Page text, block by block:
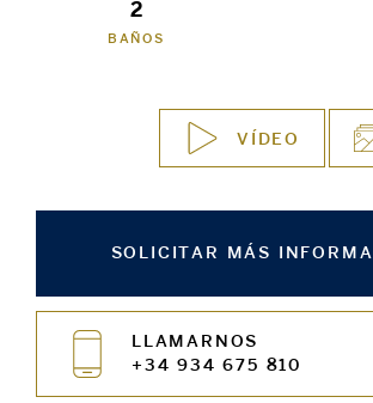
2
BAÑOS
VÍDEO
SOLICITAR MÁS
LLAMARNOS
+34 934 675 810